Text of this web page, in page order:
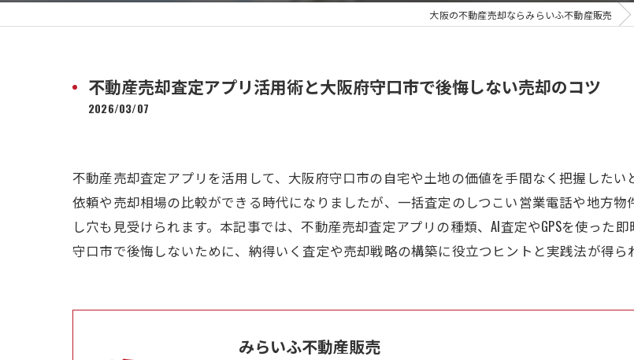
大阪の不動産売却ならみらいふ不動産販売
不動産売却査定アプリ活用術と大阪府守口市で後悔しない売却のコツ
2026/03/07
不動産売却査定アプリを活用して、大阪府守口市の自宅や土地の価値を手間なく把握した
依頼や売却相場の比較ができる時代になりましたが、一括査定のしつこい営業電話や地方
し穴も見受けられます。本記事では、不動産売却査定アプリの種類、AI査定やGPSを使った
守口市で後悔しないために、納得いく査定や売却戦略の構築に役立つヒントと実践法が得ら
みらいふ不動産販売